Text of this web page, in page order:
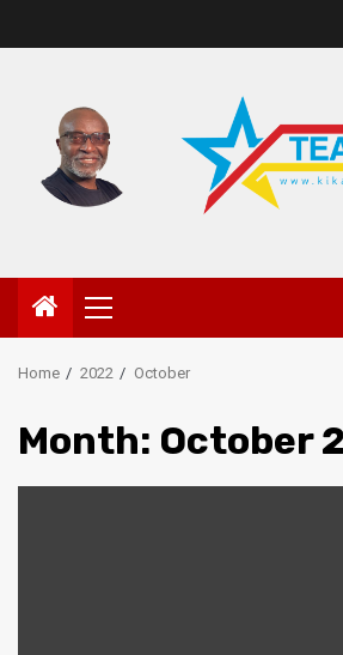
Home 2022 October
Month: October